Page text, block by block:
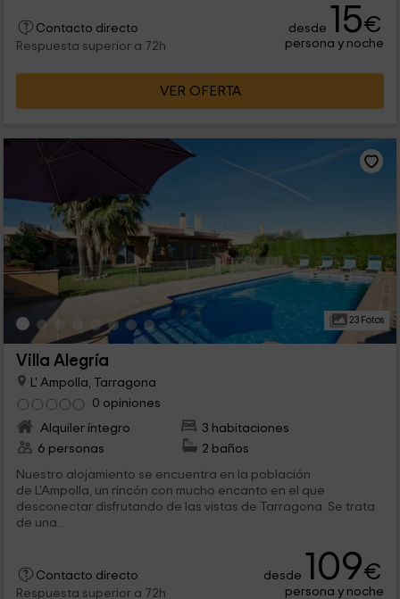
Contacto directo
Respuesta superior a 72h
desde 15€
persona y noche
VER OFERTA
23 Fotos
Villa Alegría
L' Ampolla, Tarragona
0 opiniones
Alquiler íntegro
3 habitaciones
6 personas
2 baños
Nuestro alojamiento se encuentra en la población
de L'Ampolla, un rincón con mucho encanto en el que
desconectar disfrutando de las vistas de Tarragona. Se trata
de una...
Contacto directo
Respuesta superior a 72h
desde 109€
persona y noche